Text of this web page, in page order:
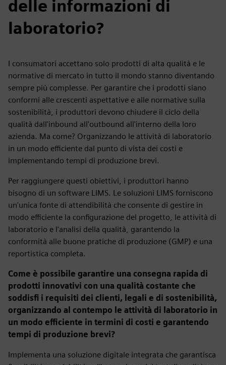
delle informazioni di
laboratorio?
I consumatori accettano solo prodotti di alta qualità e le
normative di mercato in tutto il mondo stanno diventando
sempre più complesse. Per garantire che i prodotti siano
conformi alle crescenti aspettative e alle normative sulla
sostenibilità, i produttori devono chiudere il ciclo della
qualità dall'inbound all'outbound all'interno della loro
azienda. Ma come? Organizzando le attività di laboratorio
in un modo efficiente dal punto di vista dei costi e
implementando tempi di produzione brevi.
Per raggiungere questi obiettivi, i produttori hanno
bisogno di un software LIMS. Le soluzioni LIMS forniscono
un'unica fonte di attendibilità che consente di gestire in
modo efficiente la configurazione del progetto, le attività di
laboratorio e l'analisi della qualità, garantendo la
conformità alle buone pratiche di produzione (GMP) e una
reportistica completa.
Come è possibile garantire una consegna rapida di
prodotti innovativi con una qualità costante che
soddisfi i requisiti dei clienti, legali e di sostenibilità,
organizzando al contempo le attività di laboratorio in
un modo efficiente in termini di costi e garantendo
tempi di produzione brevi?
Implementa una soluzione digitale integrata che garantisca